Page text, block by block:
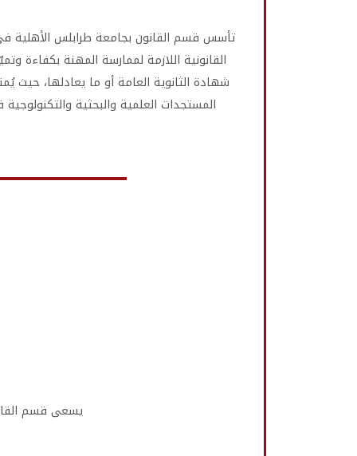
القانونية اللازمة لممارسة المهنة بكفاءة
شهادة الثانوية العامة أو ما يعادلها، حيث
المستجدات العلمية والبحثية
يسعى قسم